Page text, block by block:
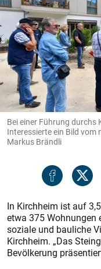
Bei einer Führung
Interessierte ein Bild
Markus Brändli
In Kirchheim ist auf
etwa 375 Wohnungen
soziale und bauliche
Kirchheim. „Das
Bevölkerung